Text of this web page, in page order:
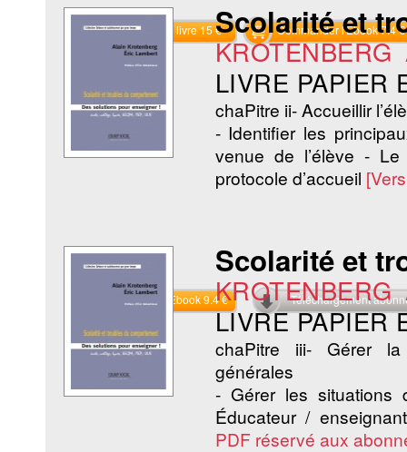
Commander le livre 15 € Commander l'Ebook 7.4 €
Scolarité et
KROTENBERG
LIVRE PAPIER
chaPitre ii- Accueillir
- Identifier les
venue de l’élève -
protocole d’accueil
Commander l'Ebook 9.4 € Téléchargement
Scolarité et
KROTENBERG
LIVRE PAPIER
chaPitre iii- Gérer
générales
- Gérer les
Éducateur /
PDF réservé aux